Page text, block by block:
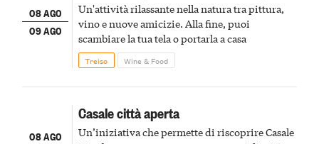
08 AGO
09 AGO
Un'attività rilassante nella natura tra pittura,
vino e nuove amicizie. Alla fine, puoi
scambiare la tua tela o portarla a casa
Treiso Wine & Food
08 AGO
Casale città aperta
Un’iniziativa che permette di riscoprire Casale